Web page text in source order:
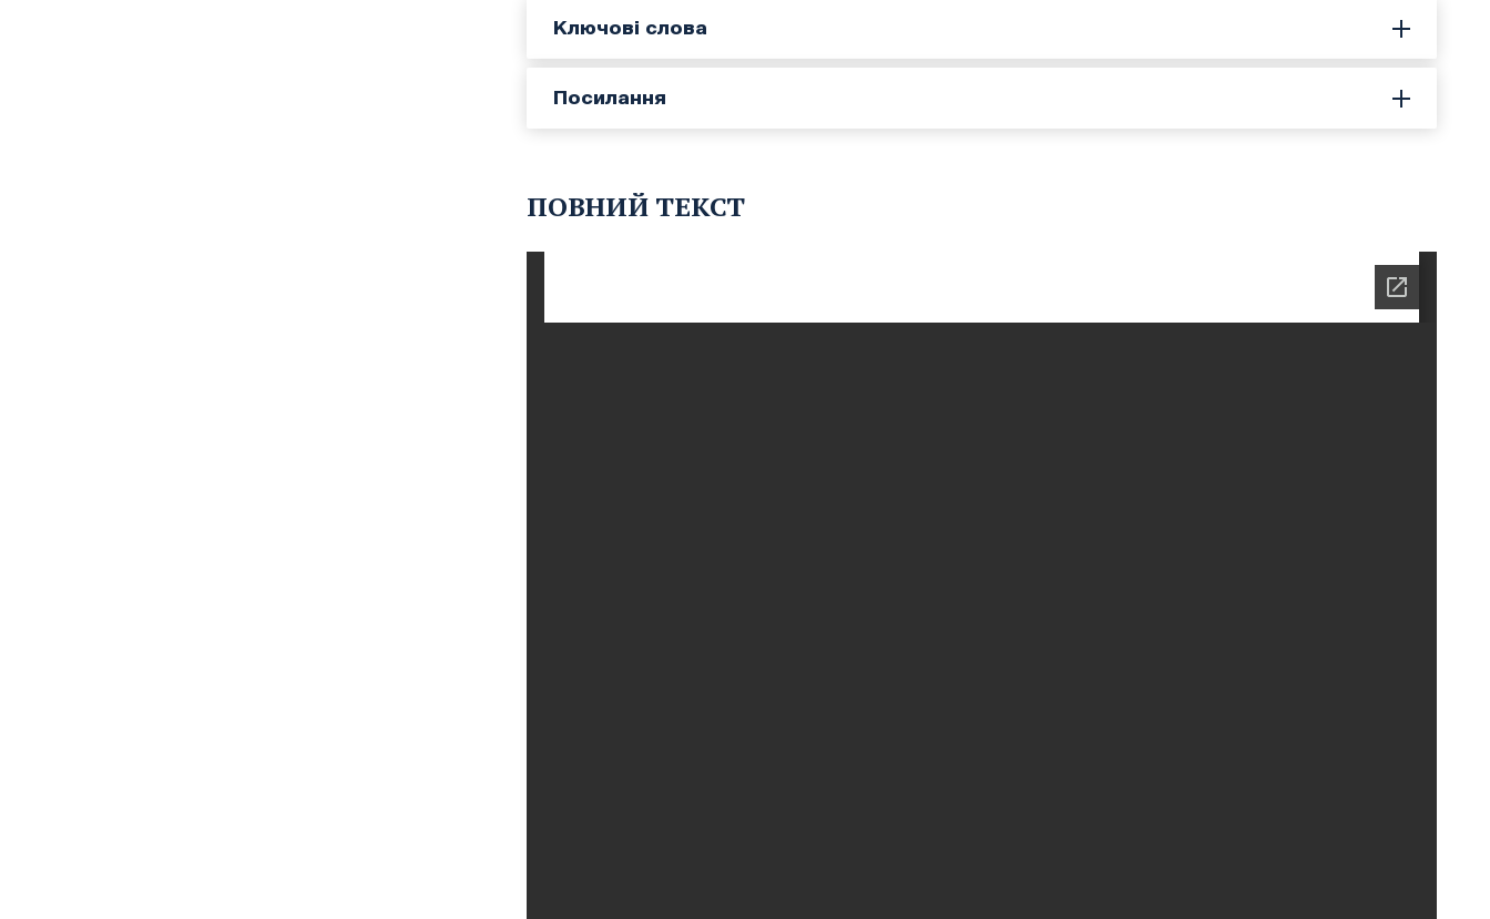
Ключові слова
Посилання
ПОВНИЙ ТЕКСТ